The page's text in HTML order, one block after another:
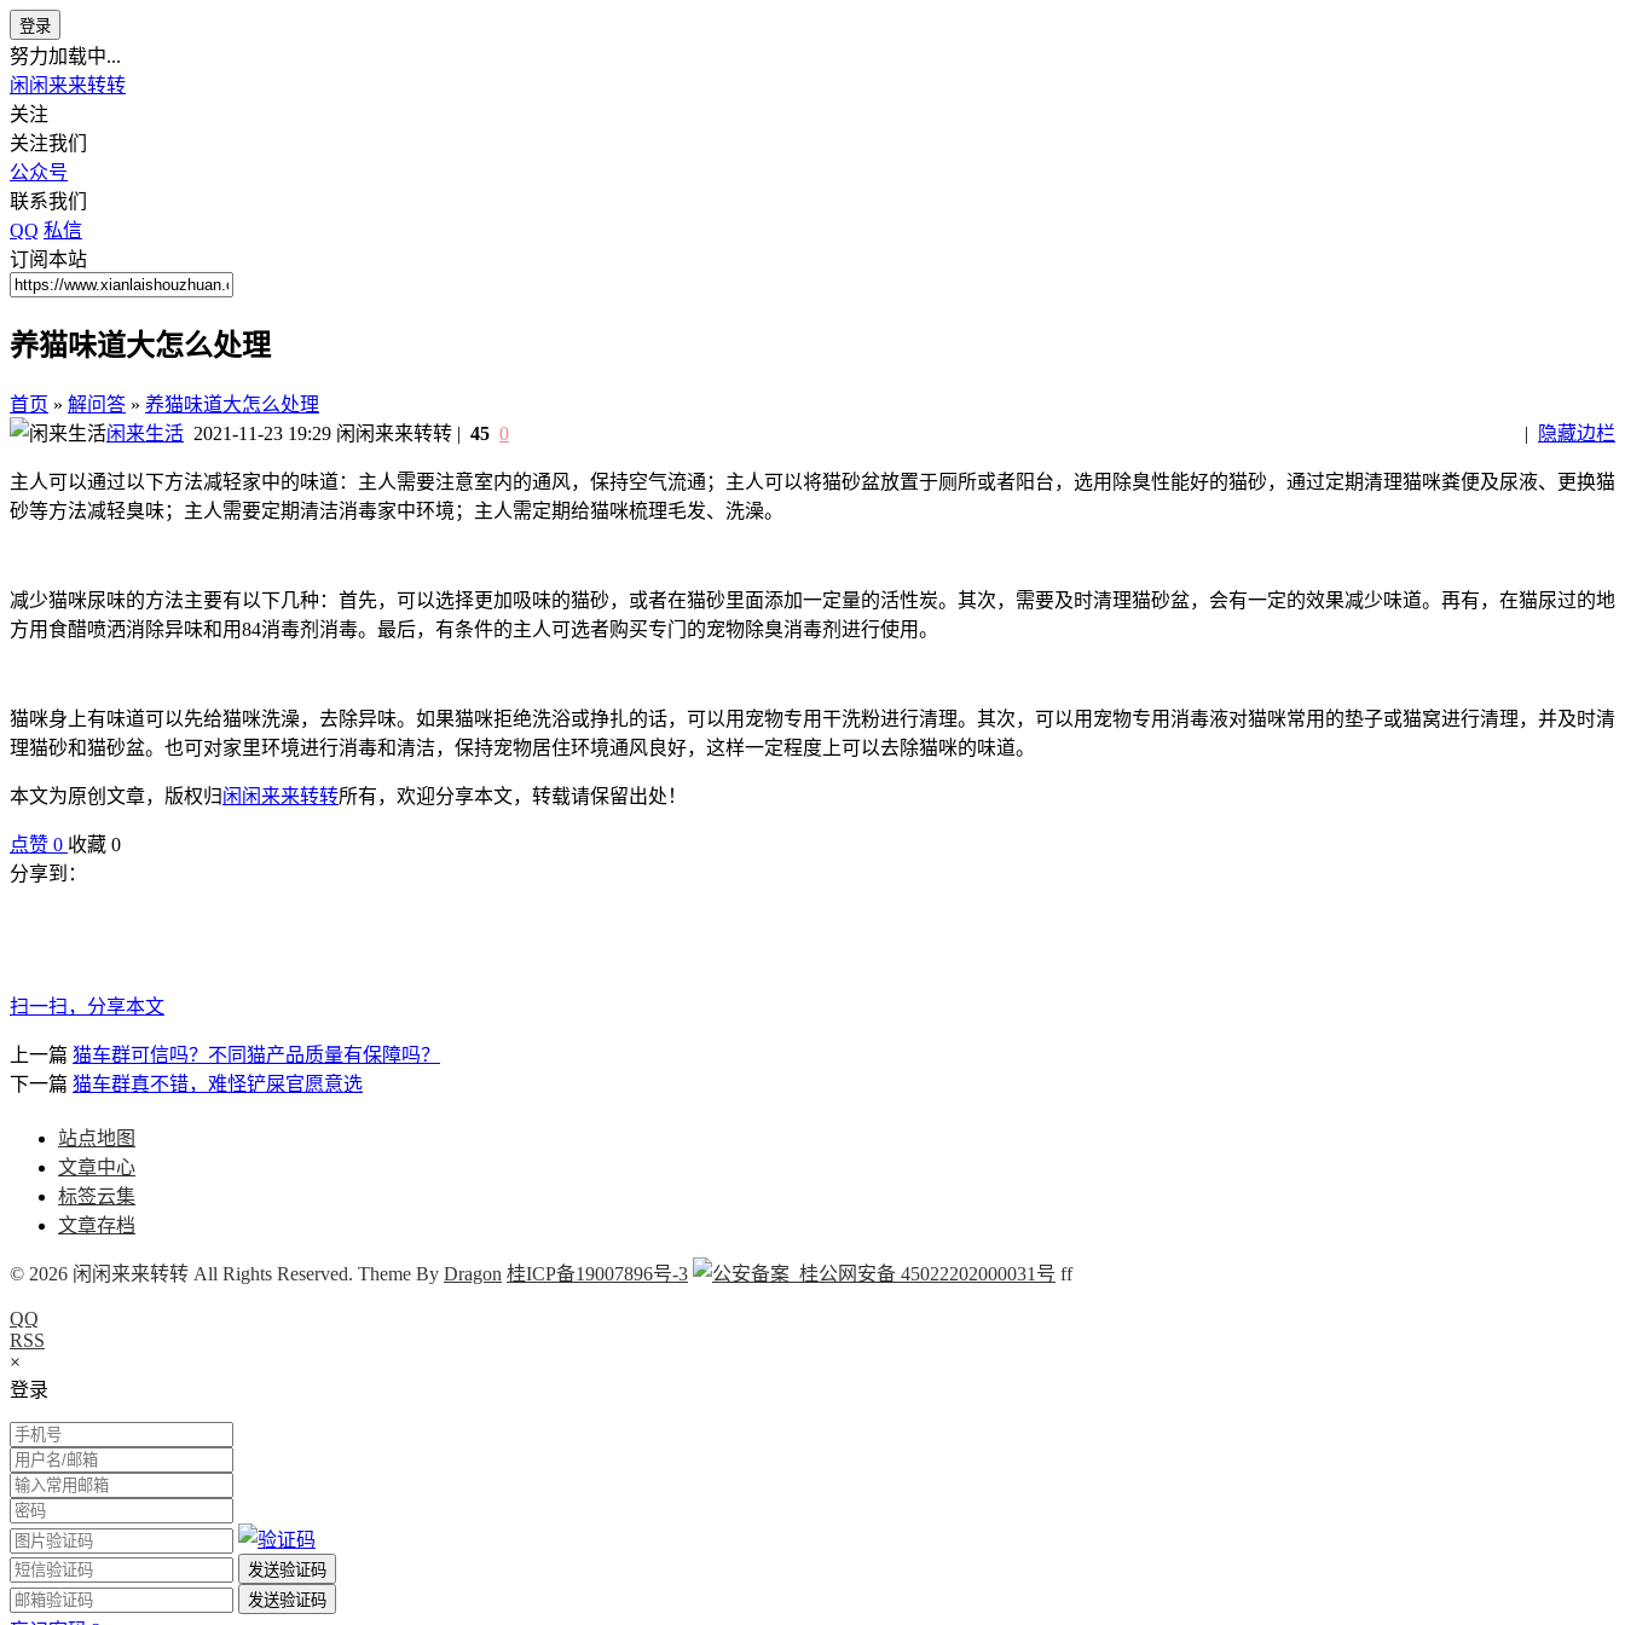
登录
努力加载中...
闲闲来来转转
关注
关注我们
公众号
联系我们
QQ 私信
订阅本站
养猫味道大怎么处理
首页 » 解问答 » 养猫味道大怎么处理
闲来生活 2021-11-23 19:29 闲闲来来转转 | 隐藏边栏
| 45 0
主人可以通过以下方法减轻家中的味道：主人需要注意室内的通风，保持空气流通；主人可以将猫砂盆放置于厕所或者阳台，选用除臭性能好的猫砂，通过定期清理猫咪粪便及尿液、更换猫
砂等方法减轻臭味；主人需要定期清洁消毒家中环境；主人需定期给猫咪梳理毛发、洗澡。
减少猫咪尿味的方法主要有以下几种：首先，可以选择更加吸味的猫砂，或者在猫砂里面添加一定量的活性炭。其次，需要及时清理猫砂盆，会有一定的效果减少味道。再有，在猫尿过的地
方用食醋喷洒消除异味和用84消毒剂消毒。最后，有条件的主人可选者购买专门的宠物除臭消毒剂进行使用。
猫咪身上有味道可以先给猫咪洗澡，去除异味。如果猫咪拒绝洗浴或挣扎的话，可以用宠物专用干洗粉进行清理。其次，可以用宠物专用消毒液对猫咪常用的垫子或猫窝进行清理，并及时清
理猫砂和猫砂盆。也可对家里环境进行消毒和清洁，保持宠物居住环境通风良好，这样一定程度上可以去除猫咪的味道。
本文为原创文章，版权归闲闲来来转转所有，欢迎分享本文，转载请保留出处！
点赞 0 收藏 0
分享到：
扫一扫，分享本文
上一篇 猫车群可信吗？不同猫产品质量有保障吗？
下一篇 猫车群真不错，难怪铲屎官愿意选
站点地图
文章中心
标签云集
文章存档
© 2026 闲闲来来转转 All Rights Reserved. Theme By Dragon 桂ICP备19007896号-3 桂公网安备 45022202000031号 ff
QQ
RSS
×
登录